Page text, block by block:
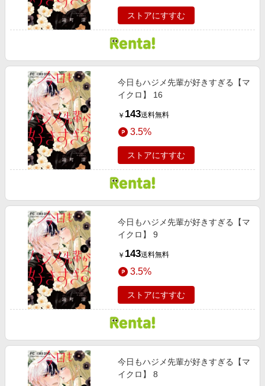
ストアにすすむ
今日もハジメ先輩が好きすぎる【マ
イクロ】 16
￥ 143送料無料
3.5%
ストアにすすむ
今日もハジメ先輩が好きすぎる【マ
イクロ】 9
￥ 143送料無料
3.5%
ストアにすすむ
今日もハジメ先輩が好きすぎる【マ
イクロ】 8